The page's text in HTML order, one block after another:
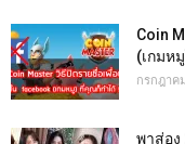
Coin
(เกมห
กรกฎาค
พาส่อง